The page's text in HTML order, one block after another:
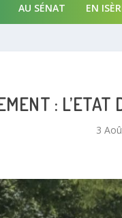
AU SÉNAT EN
:
3